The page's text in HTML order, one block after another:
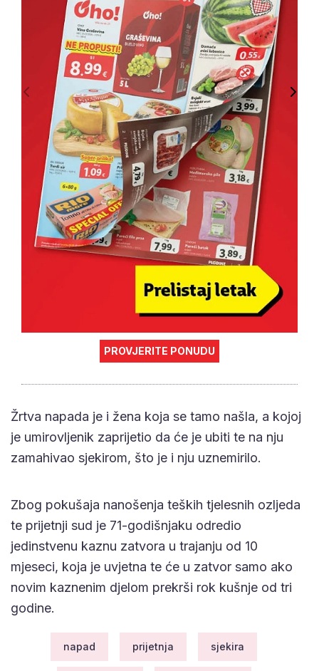
PROVJERITE PONUDU
Žrtva napada je i žena koja se tamo našla, a kojoj
je umirovljenik zaprijetio da će je ubiti te na nju
zamahivao sjekirom, što je i nju uznemirilo.
Zbog pokušaja nanošenja teških tjelesnih ozljeda
te prijetnji sud je 71-godišnjaku odredio
jedinstvenu kaznu zatvora u trajanju od 10
mjeseci, koja je uvjetna te će u zatvor samo ako
novim kaznenim djelom prekrši rok kušnje od tri
godine.
napad prijetnja sjekira